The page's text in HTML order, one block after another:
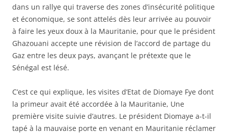
dans un rallye qui traverse des zones d’insécurité politique
et économique, se sont attelés dès leur arrivée au pouvoir
à faire les yeux doux à la Mauritanie, pour que le président
Ghazouani accepte une révision de l’accord de partage du
Gaz entre les deux pays, avançant le prétexte que le
Sénégal est lésé.
C’est ce qui explique, les visites d’Etat de Diomaye Fye dont
la primeur avait été accordée à la Mauritanie, Une
première visite suivie d’autres. Le président Diomaye a-t-il
tapé à la mauvaise porte en venant en Mauritanie réclamer